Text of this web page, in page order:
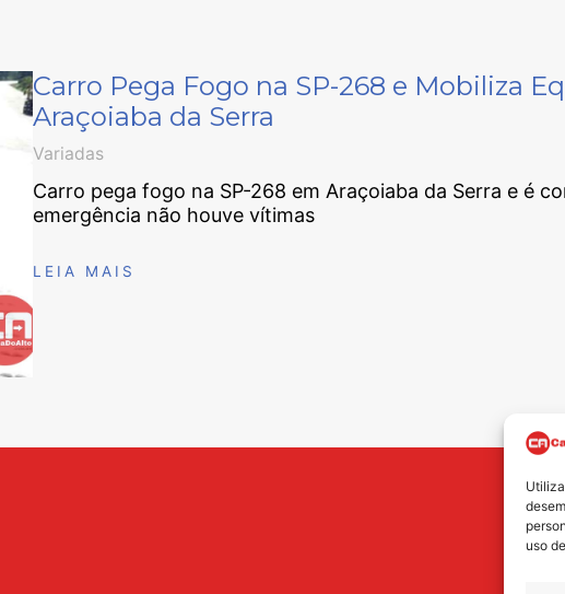
uso
Processo Seletivo para Agentes Ambientais em São
Carro Pega Fogo na SP-268 e Mobiliza
Araçoiaba da Serra
Variadas
Carro pega fogo na SP-268 em Araçoiaba da Serra e é
emergência não houve vítimas
LEIA MAIS